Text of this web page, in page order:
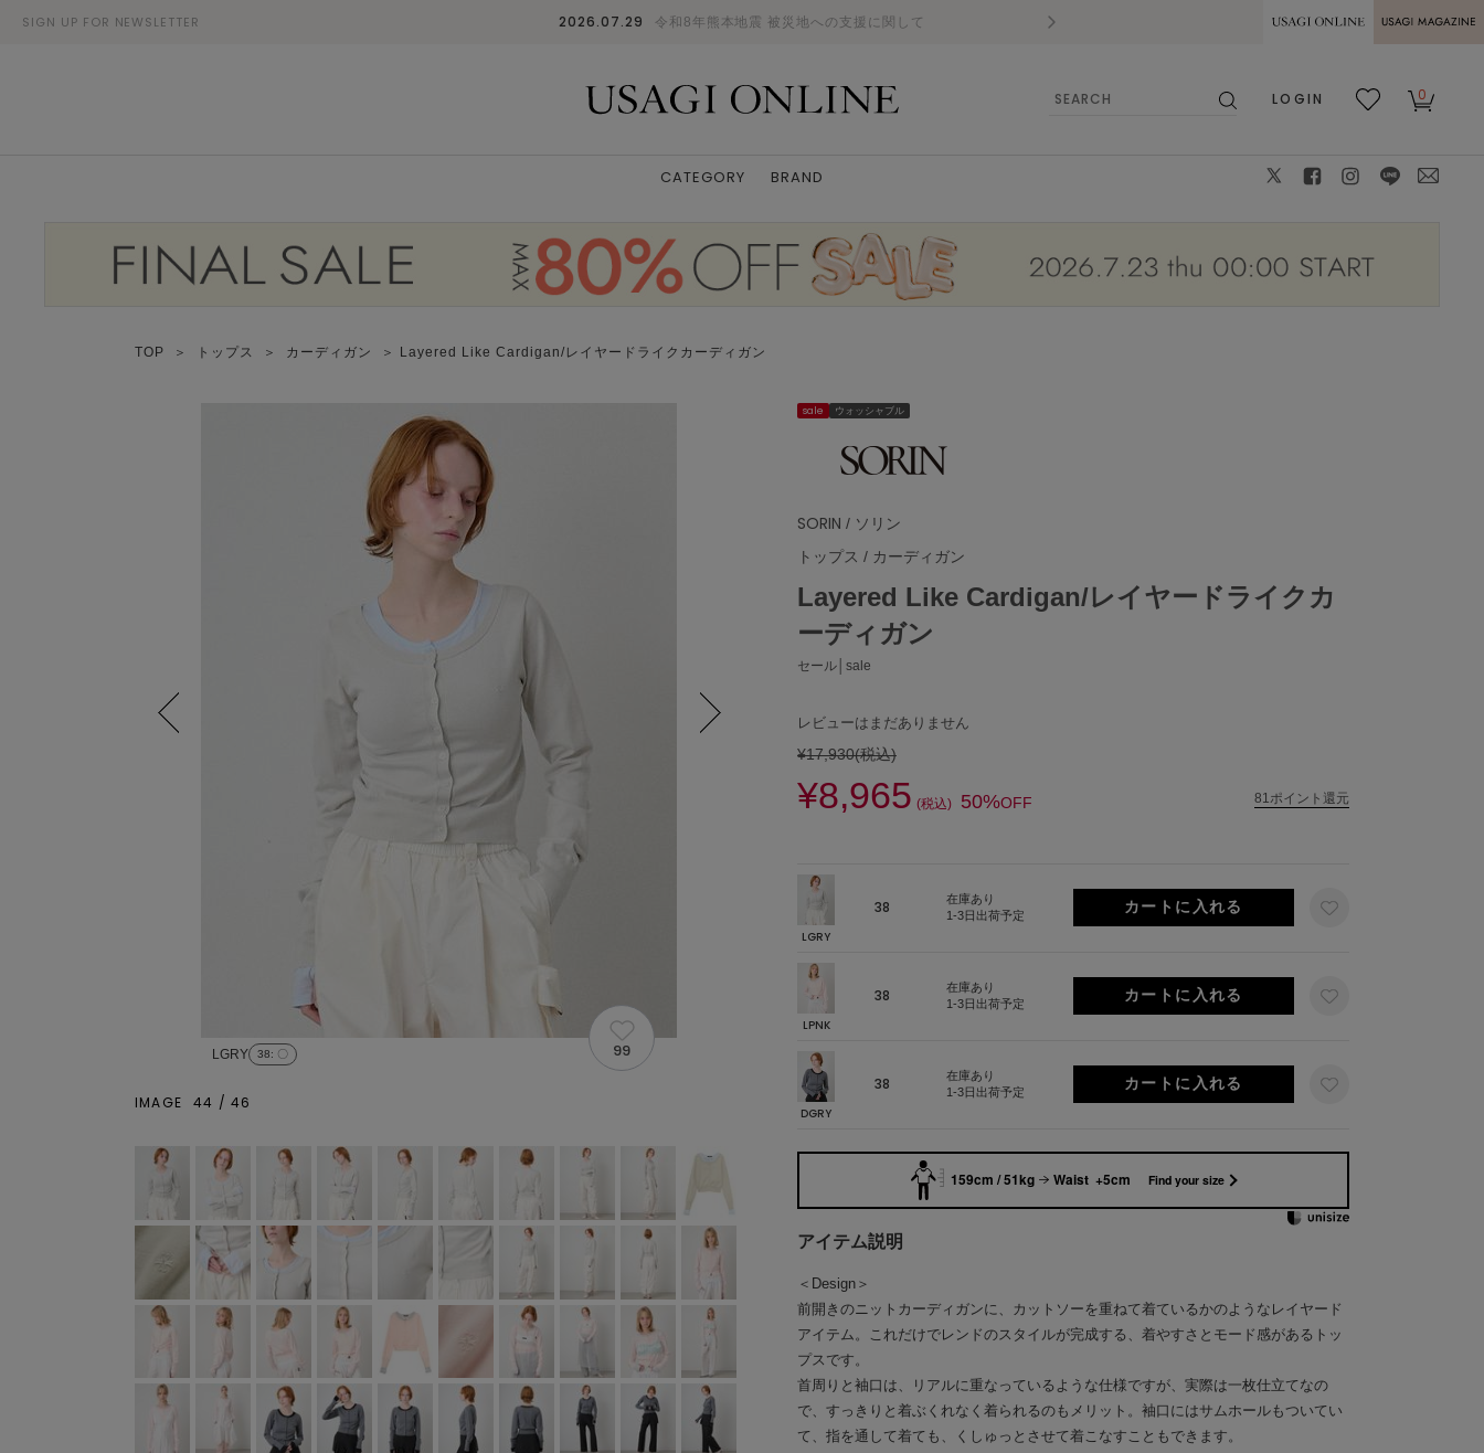
SIGN UP FOR NEWSLETTER 2026.07.29 令和8年熊本地震 被災地への支援に関して 熊本県熊本地方を震源とする地震の影響に
MAGAZINE
LOGIN
0
CATEGORY BRAND
TOP ＞ トップス ＞ カーディガン ＞ Layered Like Cardigan/レイヤードライクカーディガン
sale ウォッシャブル
SORIN / ソリン
トップス / カーディガン
Layered Like Cardigan/レイヤードライクカ
ーディガン
セール│sale
レビューはまだありません
¥17,930(税込)
¥8,965 (税込) 50%OFF 81ポイント還元
LGRY
38
在庫あり
1-3日出荷予定
LPNK
38
在庫あり
1-3日出荷予定
DGRY
38
在庫あり
1-3日出荷予定
159cm / 51kg Waist +5cm Find your size
アイテム説明
＜Design＞
前開きのニットカーディガンに、カットソーを重ねて着ているかのようなレイヤード
アイテム。これだけでレンドのスタイルが完成する、着やすさとモード感があるトッ
プスです。
首周りと袖口は、リアルに重なっているような仕様ですが、実際は一枚仕立てなの
で、すっきりと着ぶくれなく着られるのもメリット。袖口にはサムホールもついてい
て、指を通して着ても、くしゅっとさせて着こなすこともできます。
LGRY 38: 〇 99
IMAGE 44 /46